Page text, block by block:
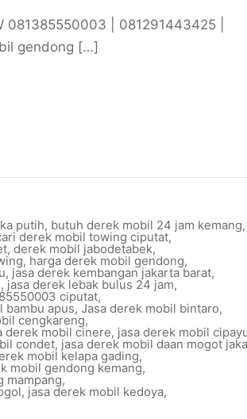
081385550003 | 081291443425 |
gendong […]
putih, butuh derek mobil 24 jam kemang,
derek mobil towing ciputat,
, derek mobil jabodetabek,
, harga derek mobil gendong,
, jasa derek kembangan jakarta barat,
,jasa derek lebak bulus 24 jam,
ciputat,
bambu apus, Jasa derek mobil bintaro,
cengkareng,
derek mobil cinere, jasa derek mobil
condet, jasa derek mobil daan mogot
mobil kelapa gading,
mobil gendong kemang,
mampang,
, jasa derek mobil kedoya,